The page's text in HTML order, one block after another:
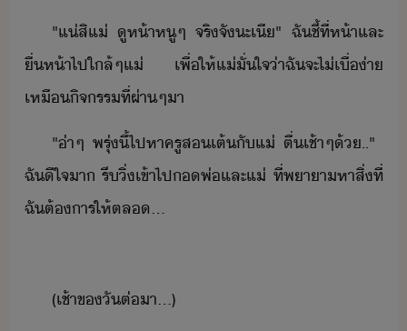
"​แ่​สิ​แ่​ ​ู​ห้า​หู​ๆ​ ​จริจั​ะ​เี​"​ ​ฉั​ชี้​ที่​ห้า​และ​
ื่ห้า​ไป​ใล้​ๆ​แ่​ ​เพื่ให้​แ่​ั่ใจ​่า​ฉั​จะ​ไ่​เื่​่า​
เหื​ิจรร​ที่​ผ่าๆ​า
"​่า​ๆ​ ​พรุ่ี้​ไปหา​ครู​ส​เต้​ั​แ่​ ​ตื่​เช้า​ๆ​้​..​"​ ​
ฉั​ีใจ​า​ ​รี​ิ่​เข้าไป​​พ่​และ​แ่​ ​ที่​พาา​หา​สิ่​ที่​
ฉั​ต้าร​ให้​ตล​...
(​เช้า​ข​ั​ต่า​...)